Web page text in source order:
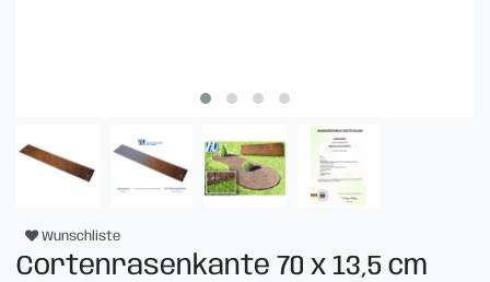
Wunschliste
Cortenrasenkante 70 x 13,5 cm